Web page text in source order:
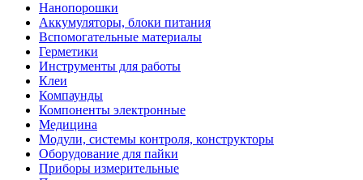
Нанопорошки
Аккумуляторы, блоки питания
Вспомогательные материалы
Герметики
Инструменты для работы
Клеи
Компаунды
Компоненты электронные
Медицина
Модули, системы контроля, конструкторы
Оборудование для пайки
Приборы измерительные